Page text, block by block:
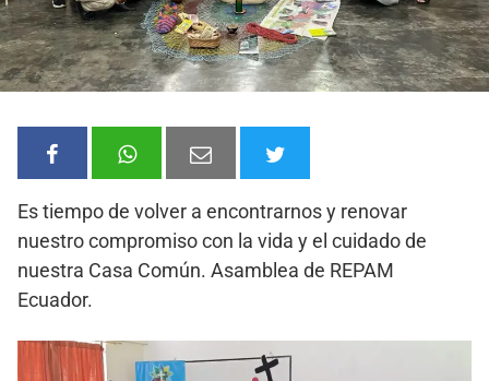
Es tiempo de volver a encontrarnos y renovar
nuestro compromiso con la vida y el cuidado de
nuestra Casa Común. Asamblea de REPAM
Ecuador.